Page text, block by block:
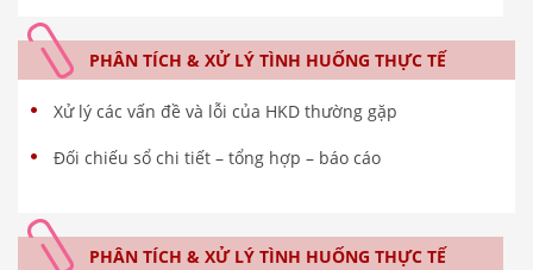
PHÂN TÍCH & XỬ LÝ TÌNH HUỐNG THỰC TẾ
Xử lý các vấn đề và lỗi của HKD thường gặp
Đối chiếu sổ chi tiết – tổng hợp – báo cáo
PHÂN TÍCH & XỬ LÝ TÌNH HUỐNG THỰC TẾ